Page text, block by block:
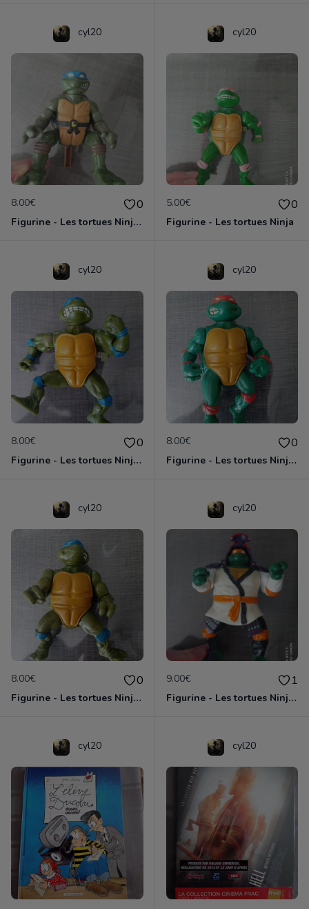
cyl20
8.00€ 0
Figurine - Les tortues Ninja - Leonardo
cyl20
5.00€ 0
Figurine - Les tortues Ninja
cyl20
8.00€ 0
Figurine - Les tortues Ninja - Leonardo
cyl20
8.00€ 0
Figurine - Les tortues Ninja - Michaelangelo
cyl20
8.00€ 0
Figurine - Les tortues Ninja - Leonardo
cyl20
9.00€ 1
Figurine - Les tortues Ninja - Michelangelo
cyl20 cyl20